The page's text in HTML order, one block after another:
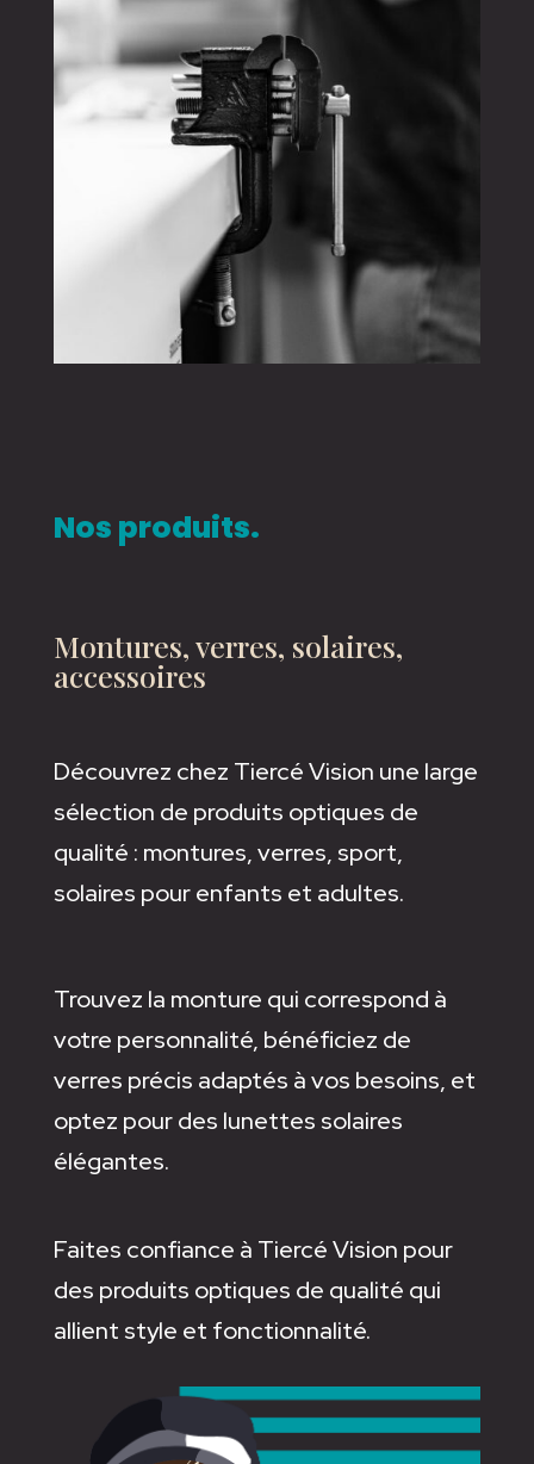
Nos produits.
Montures, verres, solaires,
accessoires
Découvrez chez Tiercé Vision une large
sélection de produits optiques de
qualité : montures, verres, sport,
solaires pour enfants et adultes.
Trouvez la monture qui correspond à
votre personnalité, bénéficiez de
verres précis adaptés à vos besoins, et
optez pour des lunettes solaires
élégantes.
Faites confiance à Tiercé Vision pour
des produits optiques de qualité qui
allient style et fonctionnalité.